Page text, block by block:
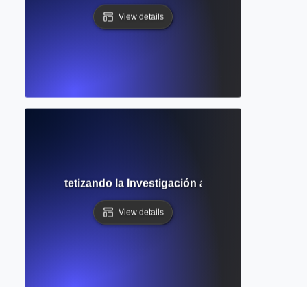
View details
Sintetizando la Investigación a Través de
View details